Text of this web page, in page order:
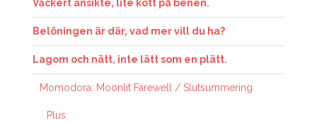
Vackert ansikte, lite kött på benen.
Belöningen är där, vad mer vill du ha?
Lagom och nätt, inte lätt som en plätt.
Momodora: Moonlit Farewell / Slutsummering
Plus